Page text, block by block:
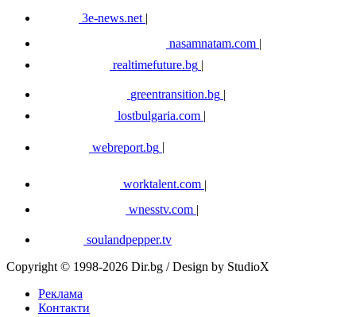
3e-news.net |
nasamnatam.com |
realtimefuture.bg |
greentransition.bg |
lostbulgaria.com |
webreport.bg
worktalent.com |
wnesstv.com |
soulandpepper.tv
Copyright © 1998-2026 Dir.bg / Design by StudioX
Реклама
Контакти